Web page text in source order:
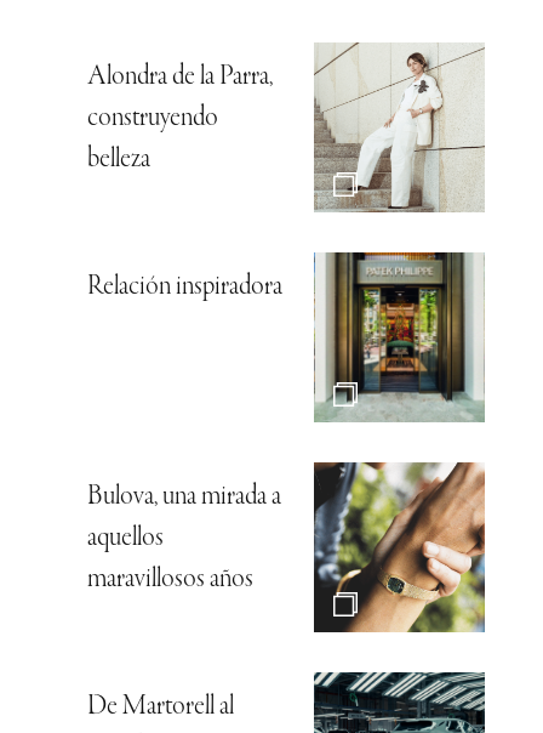
Alondra de la Parra,
construyendo
belleza
Relación inspiradora
Bulova, una mirada a
aquellos
maravillosos años
De Martorell al